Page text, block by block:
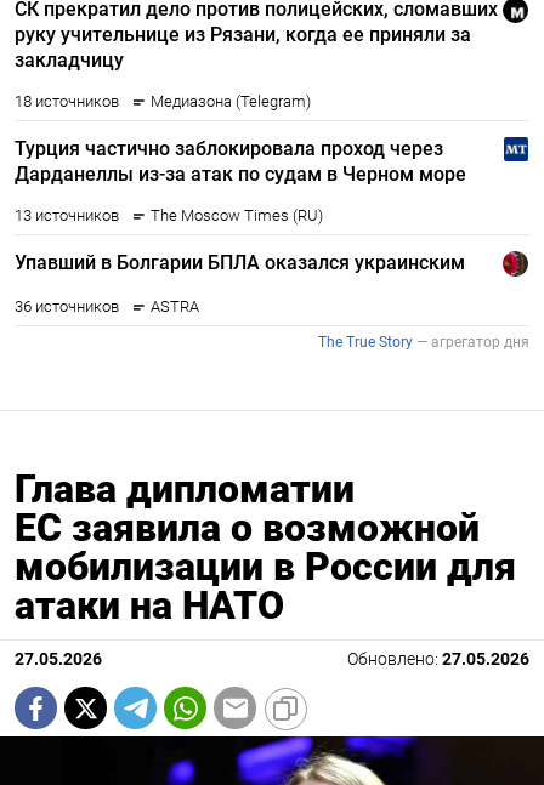
Глава дипломатии
ЕС заявила о возможной
мобилизации в России для
атаки на НАТО
27.05.2026 Обновлено: 27.05.2026